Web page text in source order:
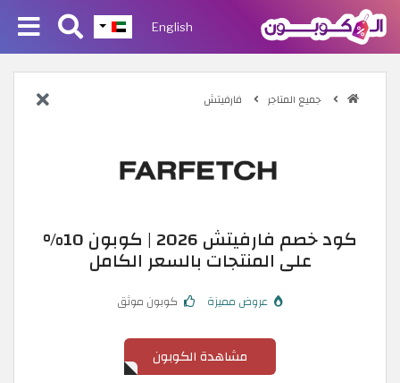
English
جميع المتاجر فارفيتش
كود خصم فارفيتش 2026 | كوبون 10%
على المنتجات بالسعر الكامل
عروض مميزة كوبون موثق
مشاهدة الكوبون